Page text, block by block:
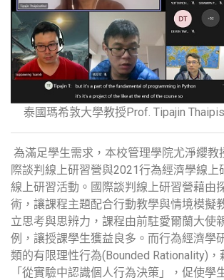
泰國瑪希敦大學教授Prof. Tipajin
為滿足學生需求，本校管理學院尤淨纓教
際談判線上研習營與2021行為經濟學線上
線上研習活動。國際談判線上研習營藉由
術，讓課程主題配合行動教學與情境模擬
立思考與思辨力，課程由前駐愛爾蘭大使
例，讓授課學生獲益良多。而行為經濟學
類的有限理性行為(Bounded Rationality)，
「從實驗中認識個人行為決策」，促使學